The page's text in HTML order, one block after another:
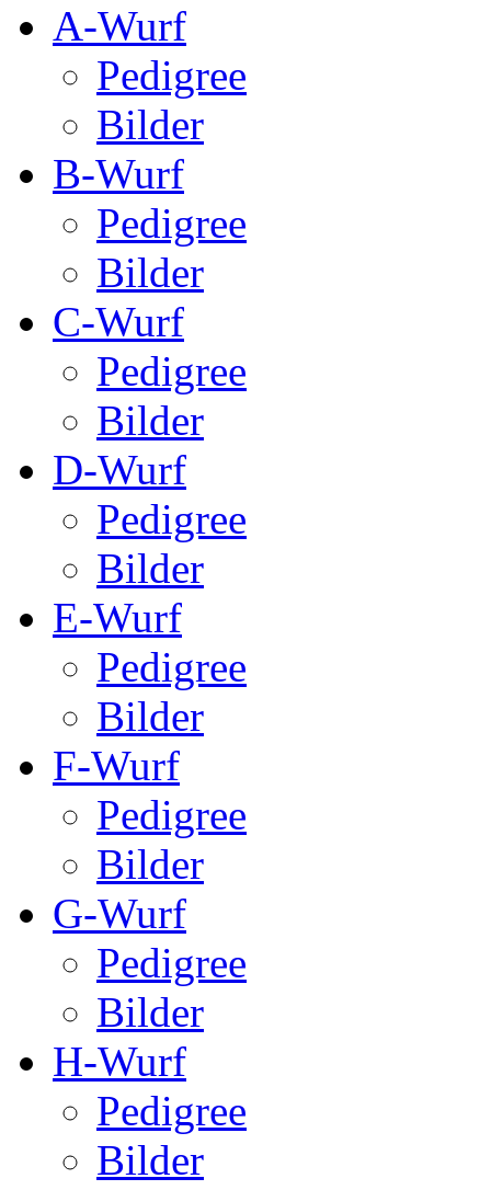
A-Wurf
Pedigree
Bilder
B-Wurf
Pedigree
Bilder
C-Wurf
Pedigree
Bilder
D-Wurf
Pedigree
Bilder
E-Wurf
Pedigree
Bilder
F-Wurf
Pedigree
Bilder
G-Wurf
Pedigree
Bilder
H-Wurf
Pedigree
Bilder